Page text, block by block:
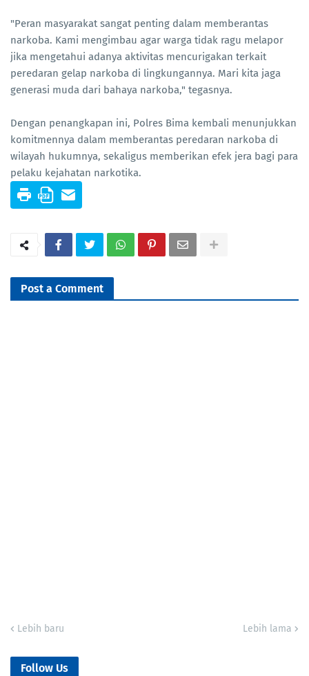
"Peran masyarakat sangat penting dalam memberantas
narkoba. Kami mengimbau agar warga tidak ragu melapor
jika mengetahui adanya aktivitas mencurigakan terkait
peredaran gelap narkoba di lingkungannya. Mari kita jaga
generasi muda dari bahaya narkoba," tegasnya.
Dengan penangkapan ini, Polres Bima kembali menunjukkan
komitmennya dalam memberantas peredaran narkoba di
wilayah hukumnya, sekaligus memberikan efek jera bagi para
pelaku kejahatan narkotika.
Post a Comment
Lebih baru Lebih lama
Follow Us